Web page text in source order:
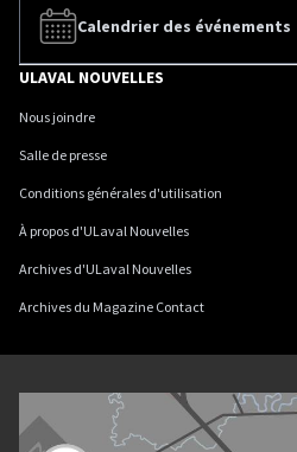
Calendrier des événements
ULAVAL NOUVELLES
Nous joindre
Salle de presse
Conditions générales d'utilisation
À propos d'ULaval Nouvelles
Archives d'ULaval Nouvelles
Archives du Magazine Contact